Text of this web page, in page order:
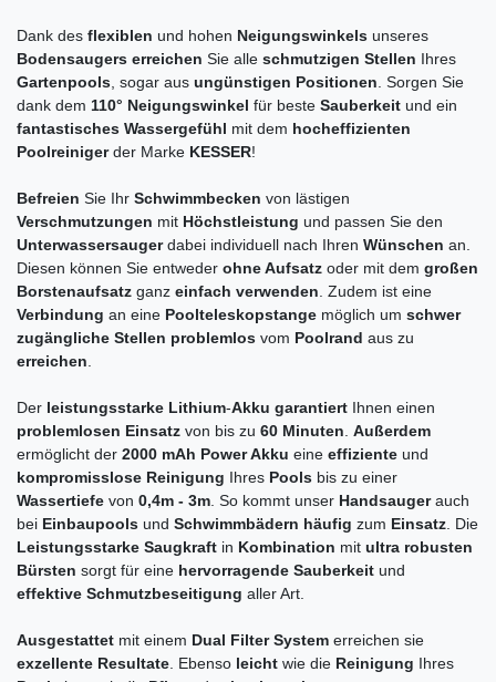
Dank des flexiblen und hohen Neigungswinkels unseres
Bodensaugers erreichen Sie alle schmutzigen Stellen Ihres
Gartenpools, sogar aus ungünstigen Positionen. Sorgen Sie
dank dem 110° Neigungswinkel für beste Sauberkeit und ein
fantastisches Wassergefühl mit dem hocheffizienten
Poolreinigerder Marke KESSER!
Befreien Sie Ihr Schwimmbecken von lästigen
Verschmutzungen mit Höchstleistung und passen Sie den
Unterwassersaugerdabei individuell nach Ihren Wünschen an.
Diesen können Sie entweder ohne Aufsatz oder mit dem großen
Borstenaufsatz ganz einfach verwenden. Zudem ist eine
Verbindung an eine Poolteleskopstange möglich um schwer
zugängliche Stellen problemlos vom Poolrand aus zu
erreichen.
Der leistungsstarke Lithium-Akku garantiert Ihnen einen
problemlosen Einsatz von bis zu 60 Minuten. Außerdem
ermöglicht der 2000 mAh Power Akku eine effiziente und
kompromisslose Reinigung Ihres Pools bis zu einer
Wassertiefe von 0,4m - 3m. So kommt unser Handsaugerauch
bei Einbaupools und Schwimmbädern häufig zum Einsatz. Die
Leistungsstarke Saugkraft in Kombination mit ultra robusten
Bürsten sorgt für eine hervorragende Sauberkeit und
effektive Schmutzbeseitigung aller Art.
Ausgestattet mit einem Dual Filter System erreichen sie
exzellente Resultate. Ebenso leicht wie die Reinigung Ihres